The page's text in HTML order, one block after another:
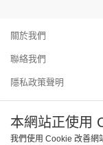
關於我們
聯絡我們
隱私政策聲明
Copyright © 東周網 版
本網站正使用
我們使用 Cookie 改善網